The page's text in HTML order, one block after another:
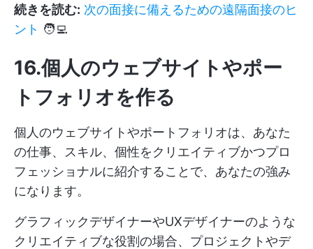
続きを読む: 次の面接に備えるための遠隔面接のヒ
ント 🧑‍💻
16.個人のウェブサイトやポー
トフォリオを作る
個人のウェブサイトやポートフォリオは、あなた
の仕事、スキル、個性をクリエイティブかつプロ
フェッショナルに紹介することで、あなたの強み
になります。
グラフィックデザイナーやUXデザイナーのような
クリエイティブな役割の場合、プロジェクトやデ